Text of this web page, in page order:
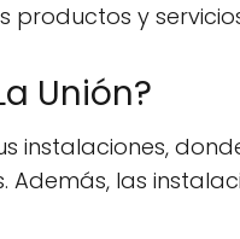
productos y
Unión?
instalaciones,
las